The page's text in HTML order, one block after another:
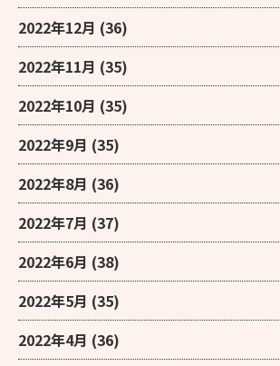
2022年12月 (36)
2022年11月 (35)
2022年10月 (35)
2022年9月 (35)
2022年8月 (36)
2022年7月 (37)
2022年6月 (38)
2022年5月 (35)
2022年4月 (36)